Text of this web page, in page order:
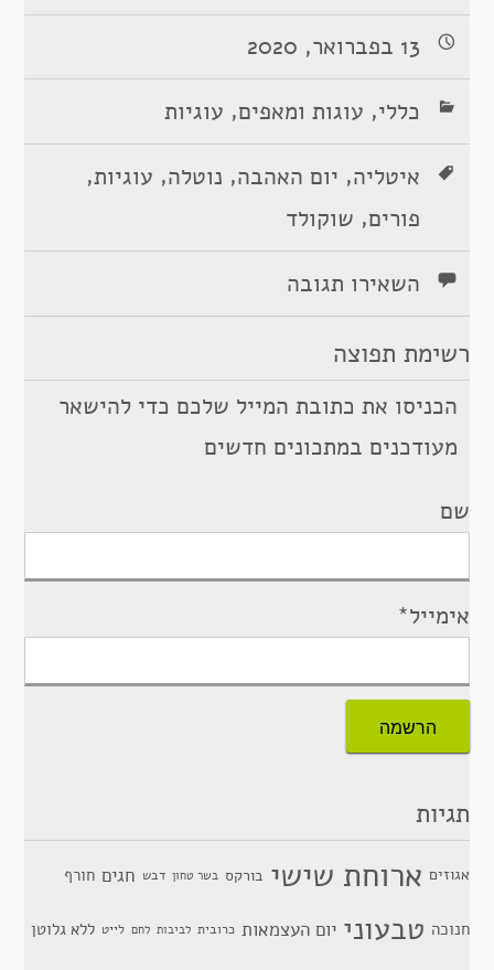
13 בפברואר, 2020
כללי, עוגות ומאפים, עוגיות
איטליה, יום האהבה, נוטלה, עוגיות,
פורים, שוקולד
השאירו תגובה
רשימת תפוצה
הכניסו את כתובת המייל שלכם כדי להישאר
מעודכנים במתכונים חדשים
שם
אימייל*
תגיות
אגוזים ארוחת שישי בורקס בשר טחון דבש חגים חורף
חנוכה טבעוני יום העצמאות כרובית לביבות לחם לייט ללא גלוטן